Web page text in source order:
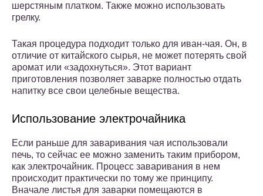
шерстяным платком. Также можно использовать
грелку.
Такая процедура подходит только для иван-чая. Он, в
отличие от китайского сырья, не может потерять свой
аромат или «задохнуться». Этот вариант
приготовления позволяет заварке полностью отдать
напитку все свои целебные вещества.
Использование электрочайника
Если раньше для заваривания чая использовали
печь, то сейчас ее можно заменить таким прибором,
как электрочайник. Процесс заваривания в нем
происходит практически по тому же принципу.
Вначале листья для заварки помещаются в